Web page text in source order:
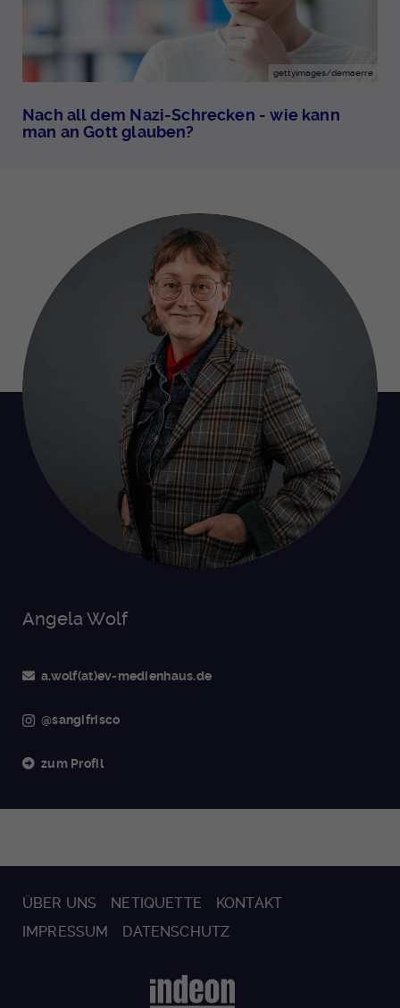
gettyimages/demaerre
Nach all dem Nazi-Schrecken - wie kann
man an Gott glauben?
Angela Wolf
a.wolf(at)ev-medienhaus.de
@sangifrisco
zum Profil
ÜBER UNS NETIQUETTE
KONTAKT
IMPRESSUM
DATENSCHUTZ